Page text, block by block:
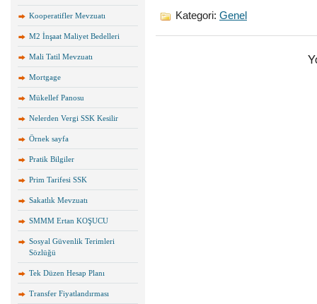
Kooperatifler Mevzuatı
M2 İnşaat Maliyet Bedelleri
Mali Tatil Mevzuatı
Mortgage
Mükellef Panosu
Nelerden Vergi SSK Kesilir
Örnek sayfa
Pratik Bilgiler
Prim Tarifesi SSK
Sakatlık Mevzuatı
SMMM Ertan KOŞUCU
Sosyal Güvenlik Terimleri
Sözlüğü
Tek Düzen Hesap Planı
Transfer Fiyatlandırması
Kategori: Genel